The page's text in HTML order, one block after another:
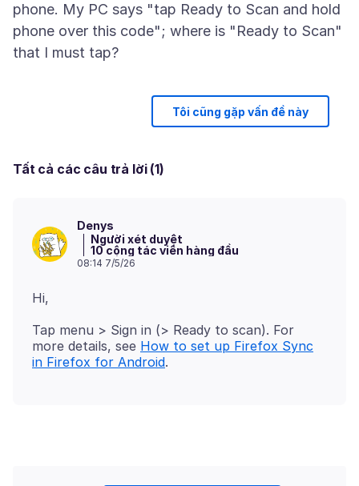
phone. My PC says "tap Ready to Scan and hold
phone over this code"; where is "Ready to Scan"
Tôi cũng gặp vấn đề này
Tất cả các câu trả lời (1)
Denys
Người xét duyệt
10 cộng tác viên hàng đầu
08:14 7/5/26
Tap menu > Sign in (> Ready to scan). For
more details, see How to set up Firefox Sync
in Firefox for Android